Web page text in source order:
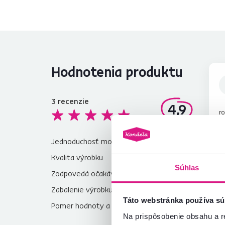
Súhlas
Táto webstránka používa
Na prispôsobenie obsahu a
Hodnotenia produktu
4,9
3 recenzie
Jednoduchosť montáže
Kvalita výrobku
5,0
Zodpovedá očakávaniam
4,7
Zabalenie výrobku
Pomer hodnoty a ceny
5,0